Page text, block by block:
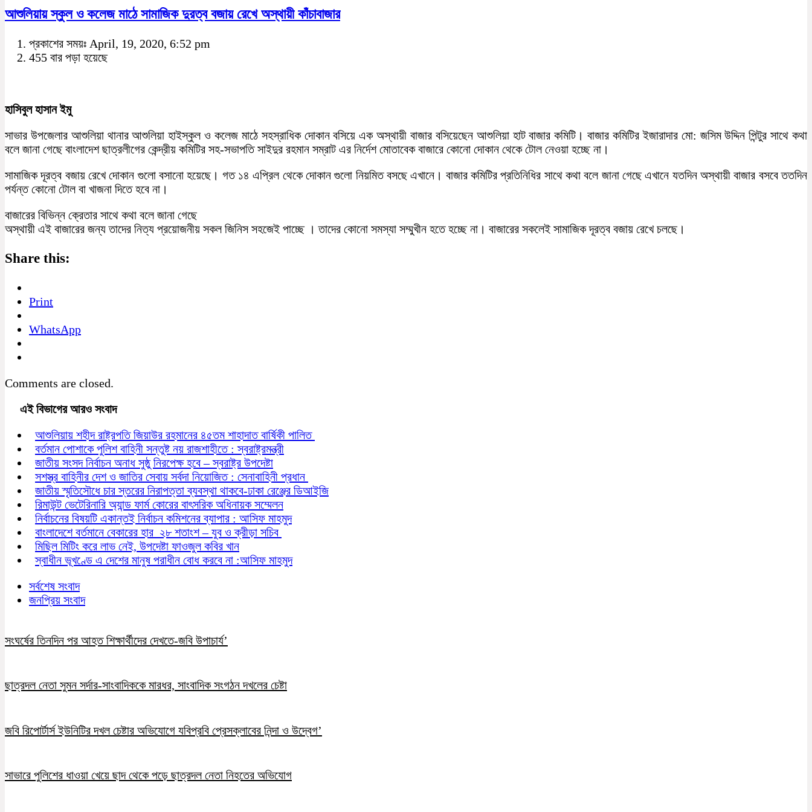
আশুলিয়ায় স্কুল ও কলেজ মাঠে সামাজিক দুরত্ব বজায় রেখে অস্থায়ী কাঁচাবাজার
প্রকাশের সময়ঃ April, 19, 2020, 6:52 pm
455 বার পড়া হয়েছে
হাসিবুল হাসান ইমু
সাভার উপজেলার আশুলিয়া থানার আশুলিয়া হাইস্কুল ও কলেজ মাঠে সহস্রাধিক দোকান বসিয়ে এক অস্থায়ী বাজার বসিয়েছেন আশুলিয়া হাট বাজার কমিটি। বাজার কমিটির ইজারাদার মো: জসিম উদ্দিন পিন্টুর সাথে কথা
বলে জানা গেছে বাংলাদেশ ছাত্রলীগের কেন্দ্রীয় কমিটির সহ-সভাপতি সাইদুর রহমান সম্রাট এর নির্দেশ মোতাবেক বাজারে কোনো দোকান থেকে টোল নেওয়া হচ্ছে না।
সামাজিক দূরত্ব বজায় রেখে দোকান গুলো বসানো হয়েছে। গত ১৪ এপ্রিল থেকে দোকান গুলো নিয়মিত বসছে এখানে। বাজার কমিটির প্রতিনিধির সাথে কথা বলে জানা গেছে এখানে যতদিন অস্থায়ী বাজার বসবে ততদিন
পর্যন্ত কোনো টোল বা খাজনা দিতে হবে না।
বাজারের বিভিন্ন ক্রেতার সাথে কথা বলে জানা গেছে
অস্থায়ী এই বাজারের জন্য তাদের নিত্য প্রয়োজনীয় সকল জিনিস সহজেই পাচ্ছে । তাদের কোনো সমস্যা সম্মুখীন হতে হচ্ছে না। বাজারের সকলেই সামাজিক দূরত্ব বজায় রেখে চলছে।
Share this:
Print
WhatsApp
Comments are closed.
এই বিভাগের আরও সংবাদ
আশুলিয়ায় শহীদ রাষ্ট্রপতি জিয়াউর রহমানের ৪৫তম শাহাদাত বার্ষিকী পালিত
বর্তমান পোশাকে পুলিশ বাহিনী সন্তুষ্ট নয় রাজশাহীতে : স্বরাষ্ট্রমন্ত্রী
জাতীয় সংসদ নির্বাচন অনাধ সুষ্ঠু নিরপেক্ষ হবে – স্বরাষ্ট্র উপদেষ্টা
সশস্ত্র বাহিনীর দেশ ও জাতির সেবায় সর্বদা নিয়োজিত : সেনাবাহিনী প্রধান
জাতীয় স্মৃতিসৌধে চার স্তরের নিরাপত্তা ব্যবস্থা থাকবে-ঢাকা রেঞ্জের ডিআইজি
রিমাউন্ট ভেটেরিনারি অ্যান্ড ফার্ম কোরের বাৎসরিক অধিনায়ক সম্মেলন
নির্বাচনের বিষয়টি একান্তই নির্বাচন কমিশনের ব্যাপার : আসিফ মাহমুদ
বাংলাদেশে বর্তমানে বেকারের হার ২৮ শতাংশ – যুব ও ক্রীড়া সচিব
মিছিল মিটিং করে লাভ নেই, উপদেষ্টা ফাওজুল কবির খান
স্বাধীন ভূখণ্ডে এ দেশের মানুষ পরাধীন বোধ করবে না :আসিফ মাহমুদ
সর্বশেষ সংবাদ
জনপ্রিয় সংবাদ
সংঘর্ষের তিনদিন পর আহত শিক্ষার্থীদের দেখতে-জবি উপাচার্য’
ছাত্রদল নেতা সুমন সর্দার-সাংবাদিককে মারধর, সাংবাদিক সংগঠন দখলের চেষ্টা
জবি রিপোর্টার্স ইউনিটির দখল চেষ্টার অভিযোগে যবিপ্রবি প্রেসক্লাবের নিন্দা ও উদ্বেগ’
সাভারে পুলিশের ধাওয়া খেয়ে ছাদ থেকে পড়ে ছাত্রদল নেতা নিহতের অভিযোগ